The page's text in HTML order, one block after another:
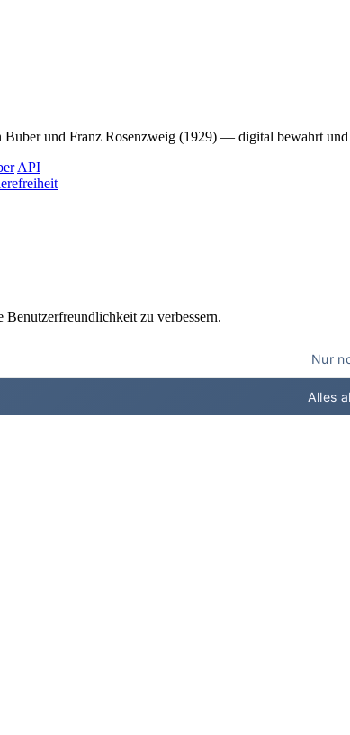
und Franz Rosenzweig (1929) — digital bewahrt
API
zu verbessern.
Nur
Alles